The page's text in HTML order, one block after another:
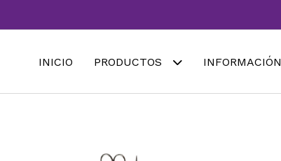
INICIO PRODUCTOS INFORMACIÓN